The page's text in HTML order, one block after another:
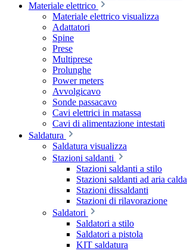
Materiale elettrico
Materiale elettrico visualizza
Adattatori
Spine
Prese
Multiprese
Prolunghe
Power meters
Avvolgicavo
Sonde passacavo
Cavi elettrici in matassa
Cavi di alimentazione intestati
Saldatura
Saldatura visualizza
Stazioni saldanti
Stazioni saldanti a stilo
Stazioni saldanti ad aria calda
Stazioni dissaldanti
Stazioni di rilavorazione
Saldatori
Saldatori a stilo
Saldatori a pistola
KIT saldatura